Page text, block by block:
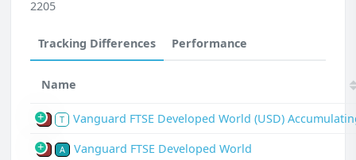
2205
Tracking Differences Performance
Name
P T Vanguard FTSE Developed World (USD)
P A Vanguard FTSE Developed World